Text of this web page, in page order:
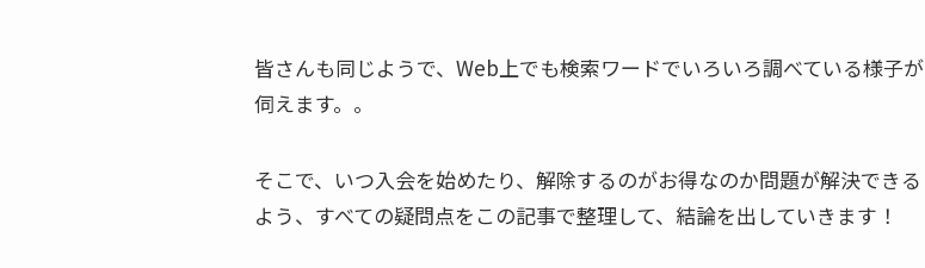
皆さんも同じようで、Web上でも検索ワードでいろいろ調べている様子が
伺えます。。
そこで、いつ入会を始めたり、解除するのがお得なのか問題が解決できる
よう、すべての疑問点をこの記事で整理して、結論を出していきます！